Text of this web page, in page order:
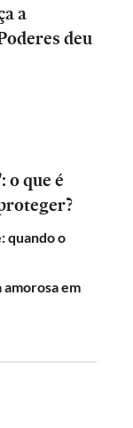
a
deu
o que é
quando o
em